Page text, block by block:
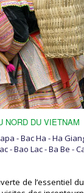
NORD DU VIETNAM
- Bac Ha - Ha
- Bao Lac - Ba Be -
de l’essentiel